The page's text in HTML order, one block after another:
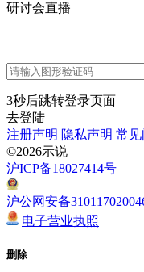
研讨会直播
3秒后跳转登录页面
去登陆
注册声明 隐私声明 常见
©2026示说
沪ICP备18027414号
沪公网安备
电子营业执照
删除